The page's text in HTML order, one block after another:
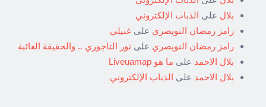
بلال على الذباب الإلكتروني
رامز رمضان النويصري على غنيلي
رامز رمضان النويصري على نور التاجوري .. والحقيقة الغائبة
بلال الاحمد على ما هو Liveuamap
بلال الاحمد على الذباب الإلكتروني